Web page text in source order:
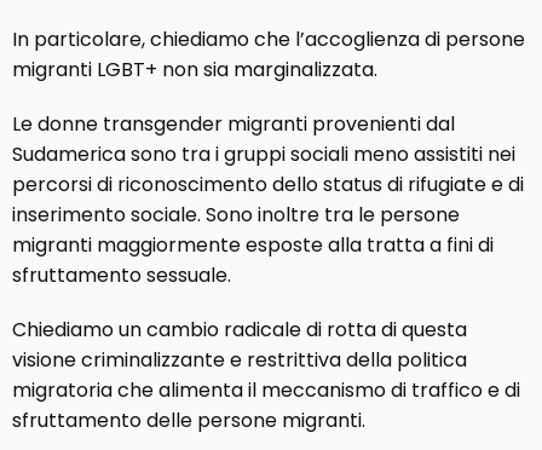
In particolare, chiediamo che l’accoglienza di persone
migranti LGBT+ non sia marginalizzata.
Le donne transgender migranti provenienti dal
Sudamerica sono tra i gruppi sociali meno assistiti nei
percorsi di riconoscimento dello status di rifugiate e di
inserimento sociale. Sono inoltre tra le persone
migranti maggiormente esposte alla tratta a fini di
sfruttamento sessuale.
Chiediamo un cambio radicale di rotta di questa
visione criminalizzante e restrittiva della politica
migratoria che alimenta il meccanismo di traffico e di
sfruttamento delle persone migranti.